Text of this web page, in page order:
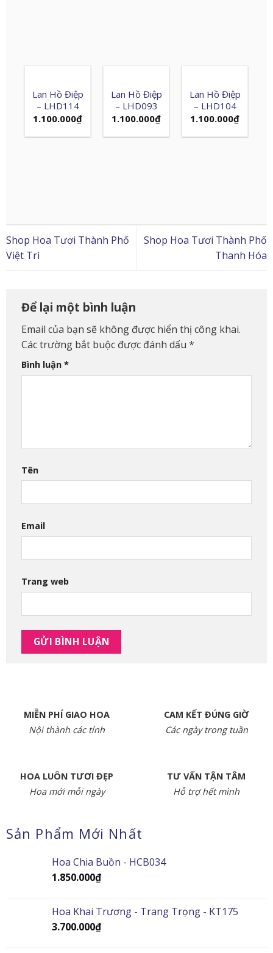
Lan Hồ Điệp
– LHD114
1.100.000₫
Lan Hồ Điệp
– LHD093
1.100.000₫
Lan Hồ Điệp
– LHD104
1.100.000₫
Shop Hoa Tươi Thành Phố
Việt Trì
Shop Hoa Tươi Thành Phố
Thanh Hóa
Để lại một bình luận
Email của bạn sẽ không được hiển thị công khai.
Các trường bắt buộc được đánh dấu *
Bình luận *
Tên
Email
Trang web
MIỄN PHÍ GIAO HOA
Nội thành các tỉnh
CAM KẾT ĐÚNG GIỜ
Các ngày trong tuần
HOA LUÔN TƯƠI ĐẸP
Hoa mới mỗi ngày
TƯ VẤN TẬN TÂM
Hỗ trợ hết mình
Sản Phẩm Mới Nhất
Hoa Chia Buồn - HCB034
1.850.000₫
Hoa Khai Trương - Trang Trọng - KT175
3.700.000₫